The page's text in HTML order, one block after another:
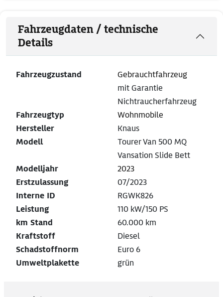
Fahrzeugdaten / technische
Details
Fahrzeugzustand
Gebrauchtfahrzeug
mit Garantie
Nichtraucherfahrzeug
Fahrzeugtyp
Wohnmobile
Hersteller
Knaus
Modell
Tourer Van 500 MQ
Vansation Slide Bett
Modelljahr
2023
Erstzulassung
07/2023
Interne ID
RGWK826
Leistung
110 kW/150 PS
km Stand
60.000 km
Kraftstoff
Diesel
Schadstoffnorm
Euro 6
Umweltplakette
grün